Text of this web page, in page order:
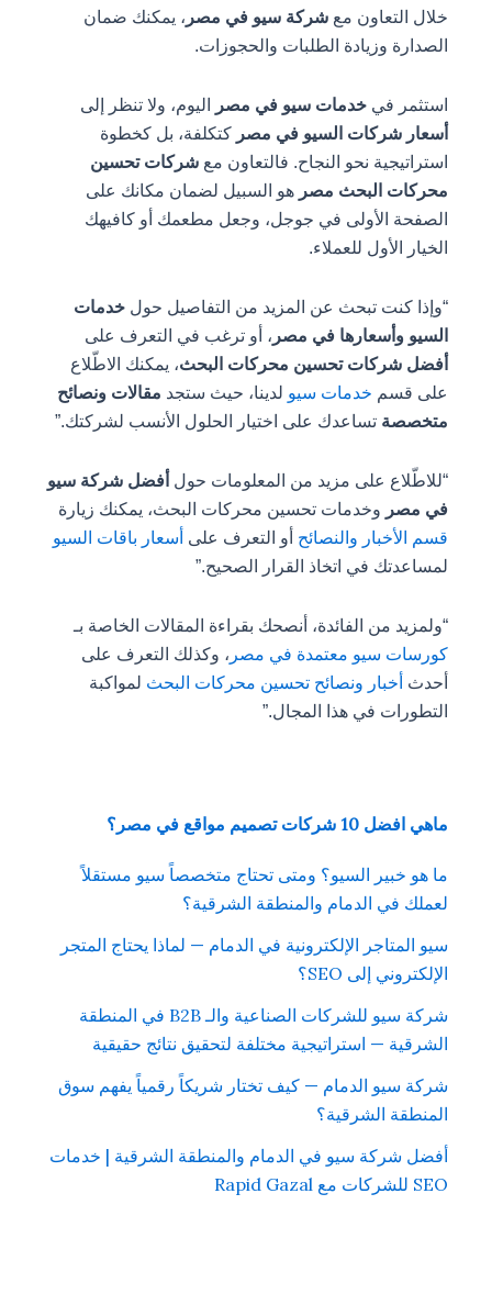
خلال التعاون معشركة سيو في مصر، يمكنك ضمان
الصدارة وزيادة الطلبات والحجوزات.
استثمر فيخدمات سيو في مصراليوم، ولا تنظر إلى
أسعار شركات السيو في مصركتكلفة، بل كخطوة
استراتيجية نحو النجاح. فالتعاون معشركات تحسين
محركات البحث مصرهو السبيل لضمان مكانك على
الصفحة الأولى في جوجل، وجعل مطعمك أو كافيهك
الخيار الأول للعملاء.
“وإذا كنت تبحث عن المزيد من التفاصيل حولخدمات
السيو وأسعارها في مصر، أو ترغب في التعرف على
أفضل شركات تحسين محركات البحث، يمكنك الاطّلاع
على قسمخدمات سيولدينا، حيث ستجدمقالات ونصائح
متخصصةتساعدك على اختيار الحلول الأنسب لشركتك.”
“للاطّلاع على مزيد من المعلومات حولأفضل شركة سيو
في مصروخدمات تحسين محركات البحث، يمكنك زيارة
قسم الأخبار والنصائحأو التعرف علىأسعار باقات السيو
لمساعدتك في اتخاذ القرار الصحيح.”
“ولمزيد من الفائدة، أنصحك بقراءة المقالات الخاصة بـ
كورسات سيو معتمدة في مصر، وكذلك التعرف على
أحدثأخبار ونصائح تحسين محركات البحثلمواكبة
التطورات في هذا المجال.”
ماهي افضل 10 شركات تصميم مواقع في مصر؟
ما هو خبير السيو؟ ومتى تحتاج متخصصاً سيو مستقلاً
لعملك في الدمام والمنطقة الشرقية؟
سيو المتاجر الإلكترونية في الدمام — لماذا يحتاج المتجر
الإلكتروني إلى SEO؟
شركة سيو للشركات الصناعية والـ B2B في المنطقة
الشرقية — استراتيجية مختلفة لتحقيق نتائج حقيقية
شركة سيو الدمام — كيف تختار شريكاً رقمياً يفهم سوق
المنطقة الشرقية؟
أفضل شركة سيو في الدمام والمنطقة الشرقية | خدمات
SEO للشركات مع Rapid Gazal